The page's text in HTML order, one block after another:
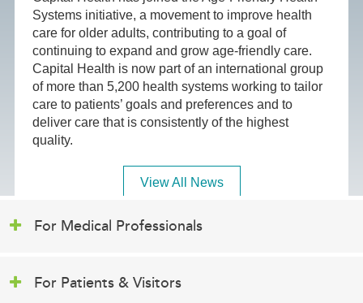
Systems initiative, a movement to improve health
care for older adults, contributing to a goal of
continuing to expand and grow age-friendly care.
Capital Health is now part of an international group
of more than 5,200 health systems working to tailor
care to patients’ goals and preferences and to
deliver care that is consistently of the highest
quality.
View All News
For Medical Professionals
For Patients & Visitors